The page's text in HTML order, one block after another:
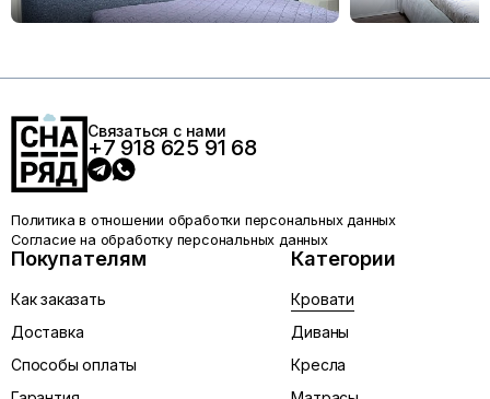
Связаться с нами
+7 918 625 91 68
Политика в отношении обработки персональных данных
Согласие на обработку персональных данных
Покупателям
Как заказать
Доставка
Способы оплаты
Категории
Кровати
Диваны
Кресла